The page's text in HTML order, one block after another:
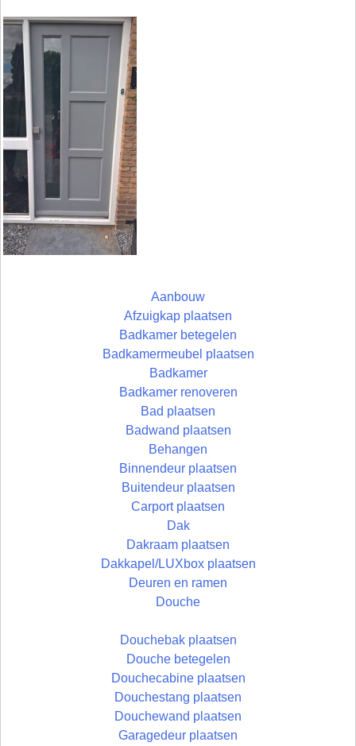
Aanbouw
Afzuigkap plaatsen
Badkamer betegelen
Badkamermeubel plaatsen
Badkamer
Badkamer renoveren
Bad plaatsen
Badwand plaatsen
Behangen
Binnendeur plaatsen
Buitendeur plaatsen
Carport plaatsen
Dak
Dakraam plaatsen
Dakkapel/LUXbox plaatsen
Deuren en ramen
Douche
Douchebak plaatsen
Douche betegelen
Douchecabine plaatsen
Douchestang plaatsen
Douchewand plaatsen
Garagedeur plaatsen